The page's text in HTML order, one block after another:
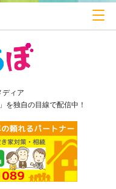
ディア
を独自の目線で配信中！